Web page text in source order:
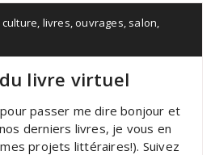
culture, livres,ouvrages, salon,
du livre virtuel
passer me dire bonjour et
derniers livres, je vous en
projets littéraires!). Suivez